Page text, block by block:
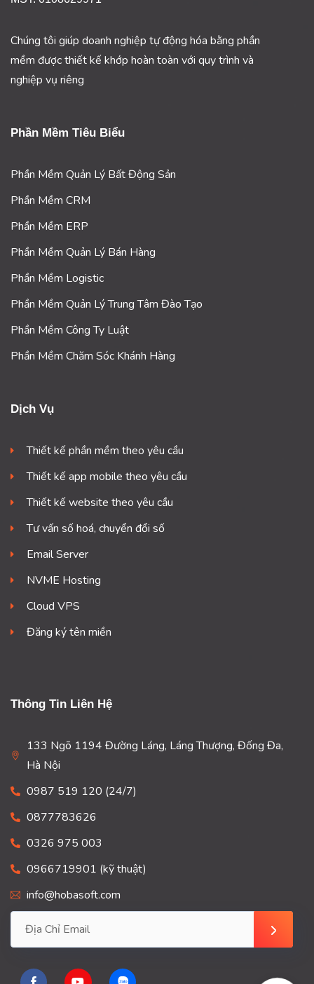
Chúng tôi giúp doanh nghiệp tự động hóa bằng phần
mềm được thiết kế khớp hoàn toàn với quy trình và
nghiệp vụ riêng
Phần Mềm Tiêu Biểu
Phần Mềm Quản Lý Bất Động Sản
Phần Mềm CRM
Phần Mềm ERP
Phần Mềm Quản Lý Bán Hàng
Phần Mềm Logistic
Phần Mềm Quản Lý Trung Tâm Đào Tạo
Phần Mềm Công Ty Luật
Phần Mềm Chăm Sóc Khánh Hàng
Dịch Vụ
Thiết kế phần mềm theo yêu cầu
Thiết kế app mobile theo yêu cầu
Thiết kế website theo yêu cầu
Tư vấn số hoá, chuyển đổi số
Email Server
NVME Hosting
Cloud VPS
Đăng ký tên miền
Thông Tin Liên Hệ
133 Ngõ 1194 Đường Láng, Láng Thượng, Đống Đa,
Hà Nội
0987 519 120 (24/7)
0877783626
0326 975 003
0966719901 (kỹ thuật)
info@hobasoft.com